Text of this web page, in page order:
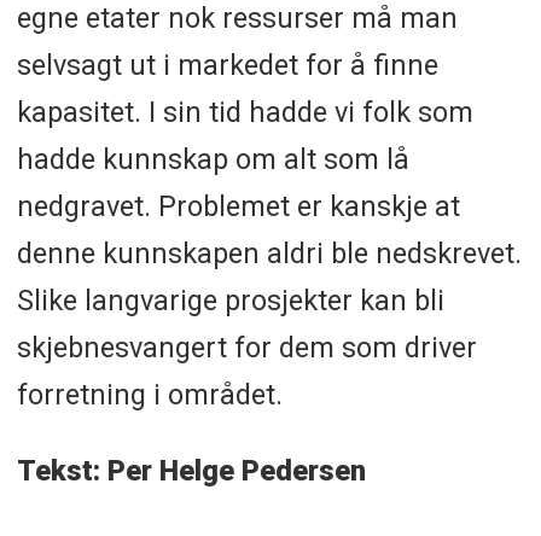
egne etater nok ressurser må man
selvsagt ut i markedet for å finne
kapasitet. I sin tid hadde vi folk som
hadde kunnskap om alt som lå
nedgravet. Problemet er kanskje at
denne kunnskapen aldri ble nedskrevet.
Slike langvarige prosjekter kan bli
skjebnesvangert for dem som driver
forretning i området.
Tekst: Per Helge Pedersen